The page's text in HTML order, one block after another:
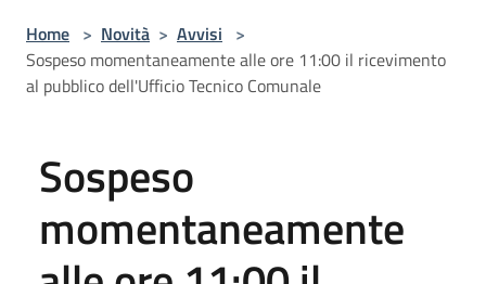
Home > Novità > Avvisi >
Sospeso momentaneamente alle ore 11:00 il ricevimento
al pubblico dell'Ufficio Tecnico Comunale
Sospeso
momentaneamente